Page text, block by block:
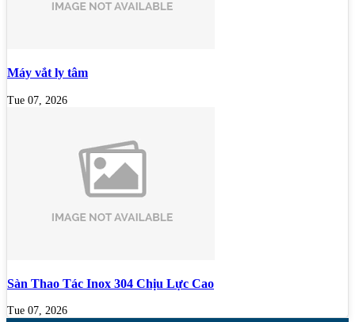
Máy vắt ly tâm
Tue 07, 2026
Sàn Thao Tác Inox 304 Chịu Lực Cao
Tue 07, 2026